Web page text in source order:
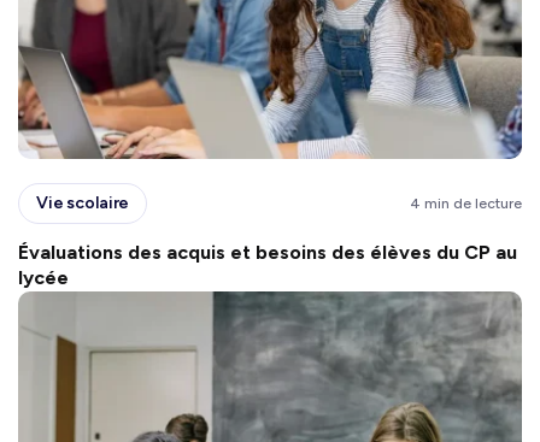
Vie scolaire 4 min de lecture
Évaluations des acquis et besoins des élèves du CP au
lycée